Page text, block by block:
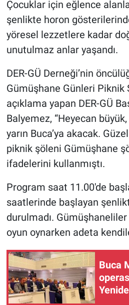
Çocuklar için eğlence
şenlikte horon
yöresel lezzetlere kadar
unutulmaz anlar yaşandı.
DER-GÜ Derneği’nin
Gümüşhane Günleri Piknik
açıklama yapan DER-GÜ
Balyemez, “Heyecan
yarın Buca’ya akacak.
piknik şöleni Gümüşhane
ifadelerini kullanmıştı.
Program saat 11.00'de
saatlerinde başlayan
durulmadı.
oyun oynarken adeta
Buca